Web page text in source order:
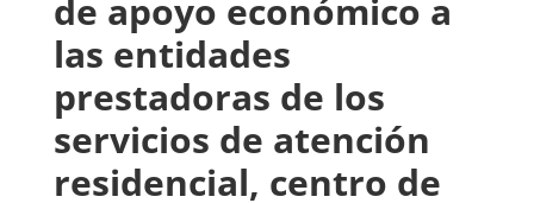
de apoyo económico a
las entidades
prestadoras de los
servicios de atención
residencial, centro de